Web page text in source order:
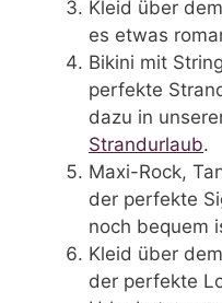
Kleid über
es etwas
Bikini mit
perfekte
dazu in
Strandurlaub.
Maxi-Rock,
der perfekte
noch bequem
Kleid über
der perfekte